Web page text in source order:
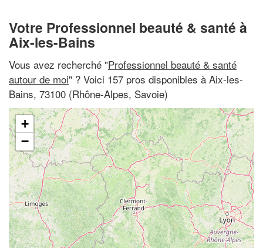
Votre Professionnel beauté & santé à
Aix-les-Bains
Vous avez recherché "Professionnel beauté & santé
autour de moi" ? Voici 157 pros disponibles à Aix-les-
Bains, 73100 (Rhône-Alpes, Savoie)
+
−